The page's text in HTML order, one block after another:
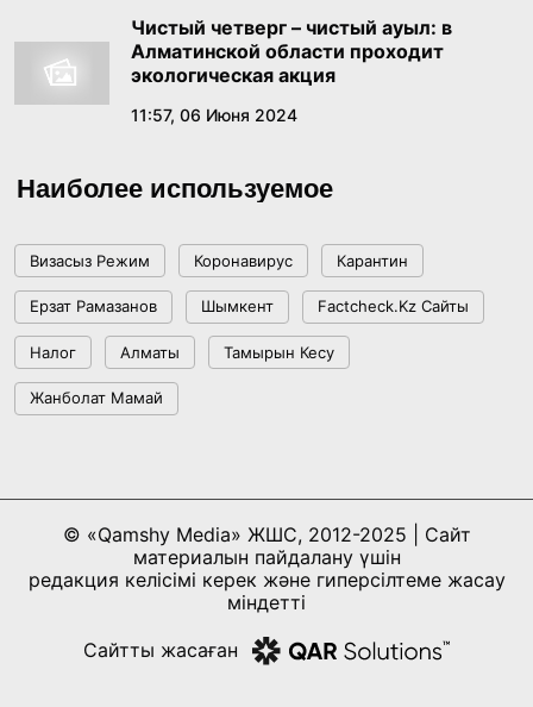
В Правительстве состоялось заседание
Комиссии по реализации государственной
языковой политики
17:39, 17 Июня 2026
Как платить меньше за «коммуналку»:
помощи
17:29, 16 Июня 2026
«Казахмыс» наращивает геологоразведку в
области Ұлытау и удваивает объемы бурения
15:38, 16 Июня 2026
12:56, 10 Июня 2026
участников лагеря «Айбынды маусым»
Чистый четверг – чистый ауыл: в
Алматинской области проходит
экологическая акция
11:57, 06 Июня 2024
Наиболее используемое
Визасыз Режим Коронавирус Карантин
Ерзат Рамазанов Шымкент Factcheck.kz Сайты
Налог Алматы Тамырын Кесу
Жанболат Мамай
© «Qamshy Media» ЖШС, 2012-2025 | Сайт
материалын пайдалану үшін
редакция келісімі керек және гиперсілтеме жасау
міндетті
Сайтты жасаған